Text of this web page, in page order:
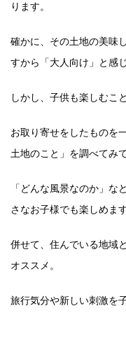
ります。
確かに、その土地の美味
すから「大人向け」と感
しかし、子供も楽しむこ
お取り寄せをしたものを
土地のこと」を調べてみ
「どんな風景なのか」
さなお子様でも楽しめます
併せて、住んでいる地域
オススメ。
旅行気分や新しい刺激を